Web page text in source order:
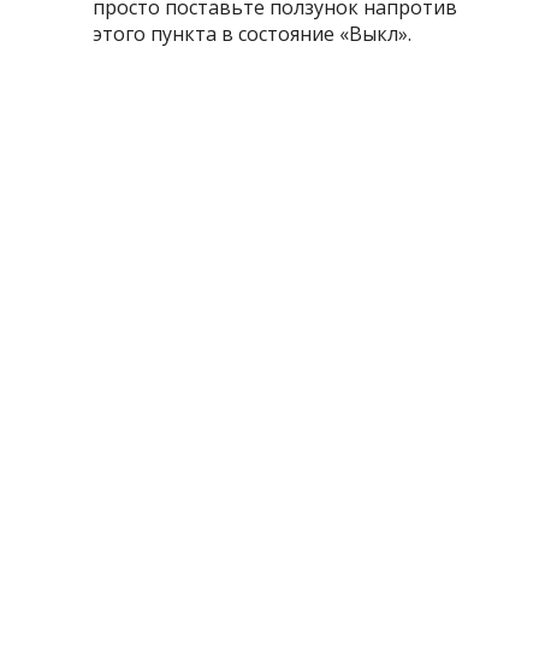
просто поставьте ползунок напротив
этого пункта в состояние «Выкл».